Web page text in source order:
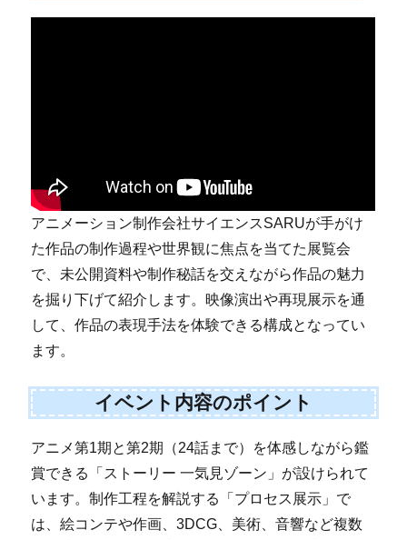
アニメーション制作会社サイエンスSARUが手がけ
た作品の制作過程や世界観に焦点を当てた展覧会
で、未公開資料や制作秘話を交えながら作品の魅力
を掘り下げて紹介します。映像演出や再現展示を通
して、作品の表現手法を体験できる構成となってい
ます。
イベント内容のポイント
アニメ第1期と第2期（24話まで）を体感しながら鑑
賞できる「ストーリー 一気見ゾーン」が設けられて
います。制作工程を解説する「プロセス展示」で
は、絵コンテや作画、3DCG、美術、音響など複数